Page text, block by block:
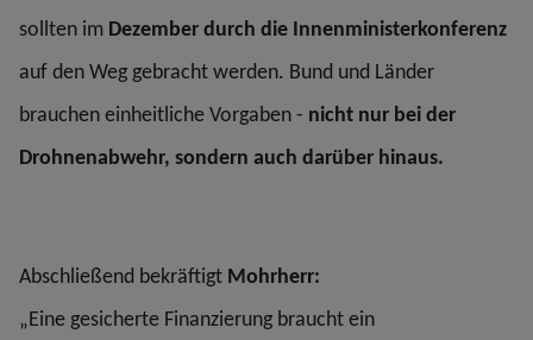
sollten im Dezember durch die Innenministerkonferenz
auf den Weg gebracht werden. Bund und Länder
brauchen einheitliche Vorgaben - nicht nur bei der
Drohnenabwehr, sondern auch darüber hinaus.
Abschließend bekräftigt Mohrherr:
„Eine gesicherte Finanzierung braucht ein